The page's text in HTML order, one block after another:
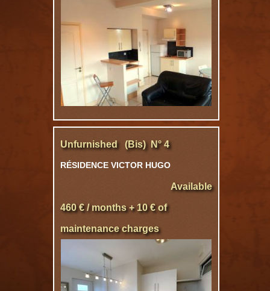
Unfurnished (Bis) N° 4
RÉSIDENCE VICTOR HUGO
Available
460 € / months + 10 € of
maintenance charges